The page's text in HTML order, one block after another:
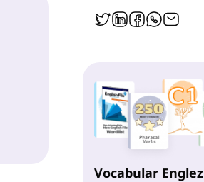
In Front of
Behind
At
Vocabular Englez